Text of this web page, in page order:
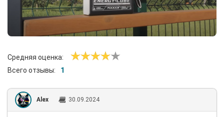
Средняя оценка:
Всего отзывы:
1
Alex 30.09.2024